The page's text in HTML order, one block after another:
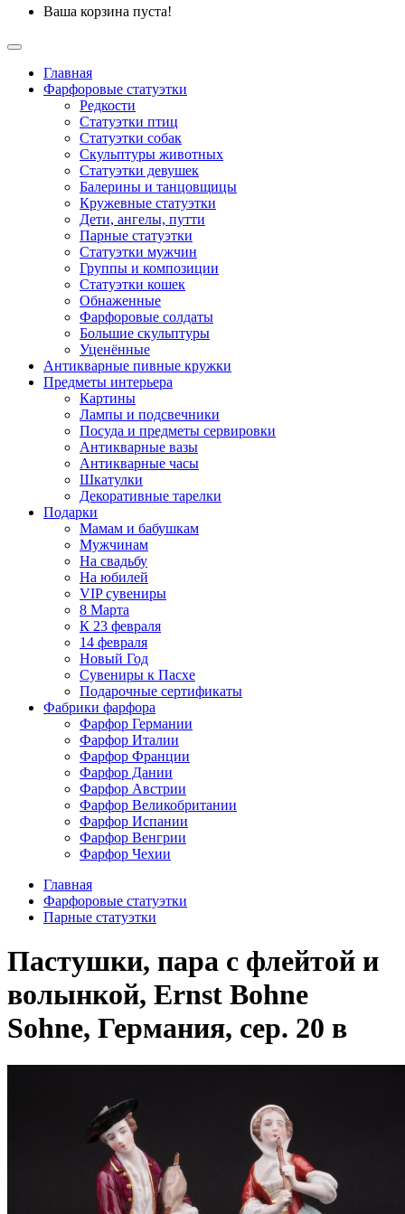
Ваша корзина пуста!
Главная
Фарфоровые статуэтки
Редкости
Cтатуэтки птиц
Cтатуэтки собак
Скульптуры животных
Статуэтки девушек
Балерины и танцовщицы
Кружевные статуэтки
Дети, ангелы, путти
Парные статуэтки
Статуэтки мужчин
Группы и композиции
Статуэтки кошек
Обнаженные
Фарфоровые солдаты
Большие скульптуры
Уценённые
Антикварные пивные кружки
Предметы интерьера
Картины
Лампы и подсвечники
Посуда и предметы сервировки
Антикварные вазы
Антикварные часы
Шкатулки
Декоративные тарелки
Подарки
Мамам и бабушкам
Мужчинам
На свадьбу
На юбилей
VIP сувениры
8 Марта
К 23 февраля
14 февраля
Новый Год
Сувениры к Пасхе
Подарочные сертификаты
Фабрики фарфора
Фарфор Германии
Фарфор Италии
Фарфор Франции
Фарфор Дании
Фарфор Австрии
Фарфор Великобритании
Фарфор Испании
Фарфор Венгрии
Фарфор Чехии
Главная
Фарфоровые статуэтки
Парные статуэтки
Пастушки, пара с флейтой и
волынкой, Ernst Bohne
Sohne, Германия, сер. 20 в